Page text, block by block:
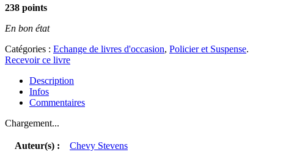
238 points
En bon état
Catégories : Echange de livres d'occasion, Policier et Suspense.
Recevoir ce livre
Description
Infos
Commentaires
Chargement...
Auteur(s) :
Chevy Stevens